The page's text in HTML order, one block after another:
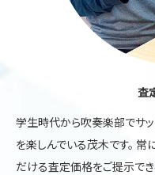
査
学生時代から吹奏楽部でサ
を楽しんでいる茂木です。
だける査定価格をご提示で